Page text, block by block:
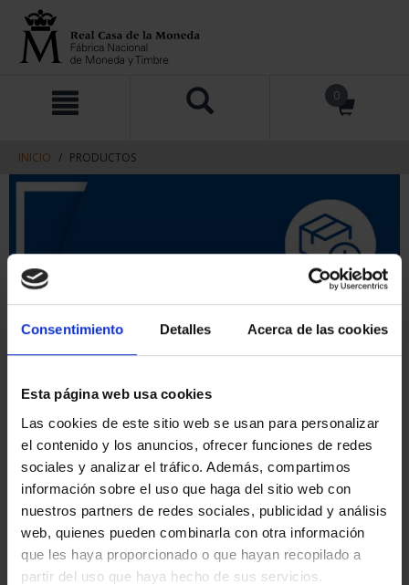
Consentimiento Detalles Acerca de las cookies
Esta página web usa cookies
Las cookies de este sitio web se usan para personalizar
el contenido y los anuncios, ofrecer funciones de redes
sociales y analizar el tráfico. Además, compartimos
información sobre el uso que haga del sitio web con
nuestros partners de redes sociales, publicidad y análisis
web, quienes pueden combinarla con otra información
que les haya proporcionado o que hayan recopilado a
partir del uso que haya hecho de sus servicios.
contenido
navegacin
0
INICIO PRODUCTOS
ORDENAR POR:
REFINAR